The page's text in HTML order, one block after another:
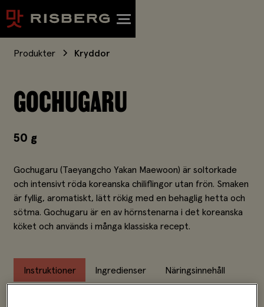
Produkter Kryddor
GOCHUGARU
50 g
Gochugaru (Taeyangcho Yakan Maewoon) är soltorkade
och intensivt röda koreanska chiliflingor utan frön. Smaken
är fyllig, aromatiskt, lätt rökig med en behaglig hetta och
sötma. Gochugaru är en av hörnstenarna i det koreanska
köket och används i många klassiska recept.
Instruktioner Ingredienser Näringsinnehåll